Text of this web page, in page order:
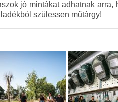
jó mintákat adhatnak
szülessen műtárgy!